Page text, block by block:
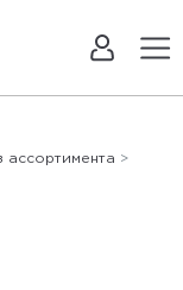
ассортимента >